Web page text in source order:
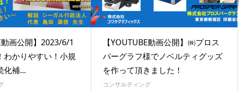
動画公開】2023/6/1
かりやすい！小規
化補...
【YOUTUBE動画公開】㈱プロス
パーグラフ様でノベルティグッズ
を作って頂きました！
コンサルティング